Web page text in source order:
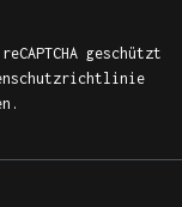
geschützt
.